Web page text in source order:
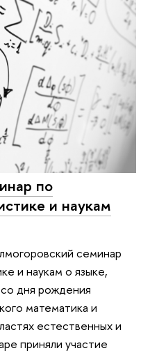
по
и наукам
семинар
и наукам о языке,
дня рождения
математика и
естественных и
приняли участие